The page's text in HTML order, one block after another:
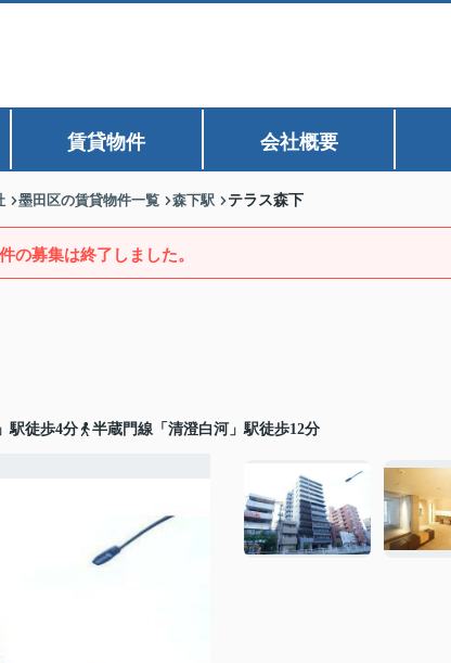
賃貸物件 会社概要
墨田区の賃貸物件一覧 森下駅 テラス森下
の募集は終了しました。
駅徒歩4分 半蔵門線「清澄白河」駅徒歩12分